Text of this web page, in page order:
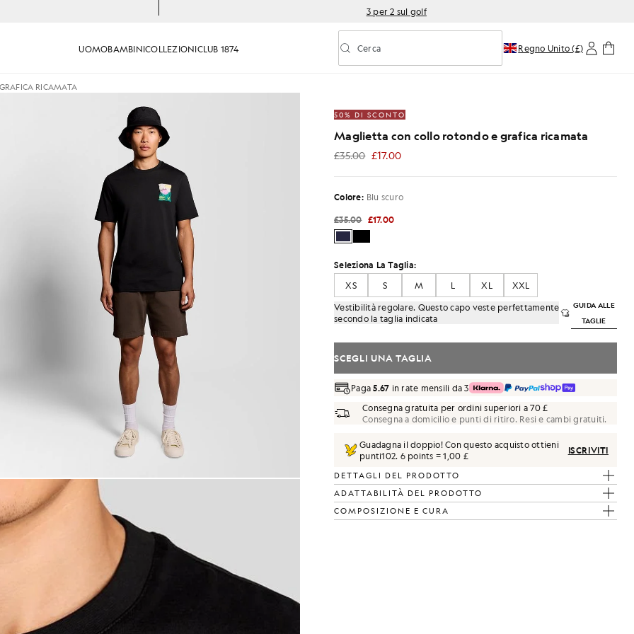
3 per 2 sul golf
UOMOBAMBINICOLLEZIONICLUB 1874 Attiva/disattiva la ricerca predittiva
Cerca Regno Unito (£)
RICAMATA
- Lyle & Scott
50% DI SCONTO
Maglietta con collo rotondo e grafica ricamata
£35.00 £17.00
£17.00
Colore: Blu scuro
£35.00 £17.00
Seleziona La Taglia:
XS
S M L XL
XXL
Vestibilità regolare. Questo capo veste perfettamente
secondo la taglia indicata
GUIDA ALLE
TAGLIE
SCEGLI UNA TAGLIA
Paga5.67 in rate mensili da 3
Consegna gratuita per ordini superiori a 70 £
Consegna a domicilio e punti di ritiro. Resi e cambi gratuiti.
Guadagna il doppio! Con questo acquisto ottieni
punti102. 6 points = 1,00 £ ISCRIVITI
DETTAGLI DEL PRODOTTO
ADATTABILITÀ DEL PRODOTTO
COMPOSIZIONE E CURA